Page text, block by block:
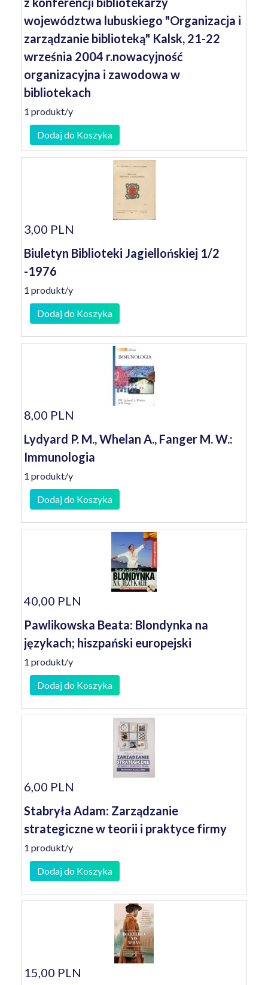
województwa lubuskiego "Organizacja i
zarządzanie biblioteką" Kalsk, 21-22
września 2004 r.nowacyjność
organizacyjna i zawodowa w
bibliotekach
1 produkt/y
Dodaj do Koszyka
3,00 PLN
Biuletyn Biblioteki Jagiellońskiej 1/2
-1976
1 produkt/y
Dodaj do Koszyka
8,00 PLN
Lydyard P. M., Whelan A., Fanger M. W.:
Immunologia
1 produkt/y
Dodaj do Koszyka
40,00 PLN
Pawlikowska Beata: Blondynka na
językach; hiszpański europejski
1 produkt/y
Dodaj do Koszyka
6,00 PLN
Stabryła Adam: Zarządzanie
strategiczne w teorii i praktyce firmy
1 produkt/y
Dodaj do Koszyka
15,00 PLN